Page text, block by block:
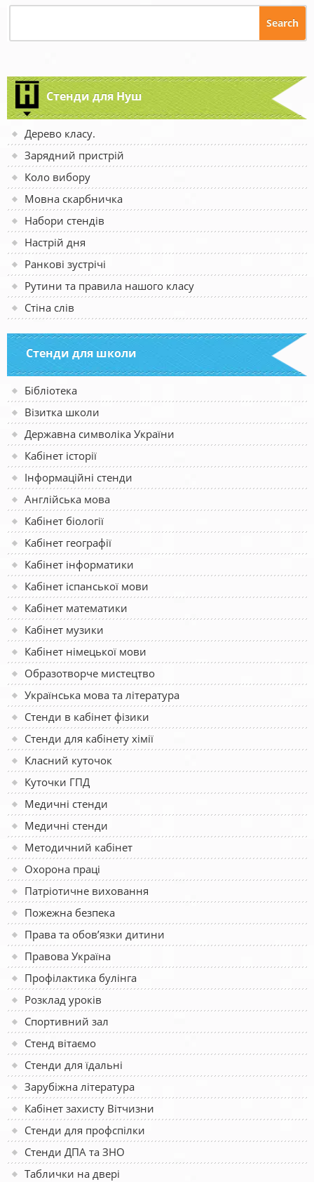
Стенди для Нуш
Дерево класу.
Зарядний пристрій
Коло вибору
Мовна скарбничка
Набори стендів
Настрій дня
Ранкові зустрічі
Рутини та правила нашого класу
Стіна слів
Стенди для школи
Бібліотека
Візитка школи
Державна символіка України
Кабінет історії
Інформаційні стенди
Англійська мова
Кабінет біології
Кабінет географії
Кабінет інформатики
Кабінет іспанської мови
Кабінет математики
Кабінет музики
Кабінет німецької мови
Образотворче мистецтво
Українська мова та література
Стенди в кабінет фізики
Стенди для кабінету хімії
Класний куточок
Куточки ГПД
Медичні стенди
Медичні стенди
Методичний кабінет
Охорона праці
Патріотичне виховання
Пожежна безпека
Права та обов’язки дитини
Правова Україна
Профілактика булінга
Розклад уроків
Спортивний зал
Стенд вітаємо
Стенди для їдальні
Зарубіжна література
Кабінет захисту Вітчизни
Стенди для профспілки
Стенди ДПА та ЗНО
Таблички на двері